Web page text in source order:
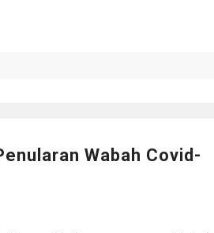
Wabah Covid-